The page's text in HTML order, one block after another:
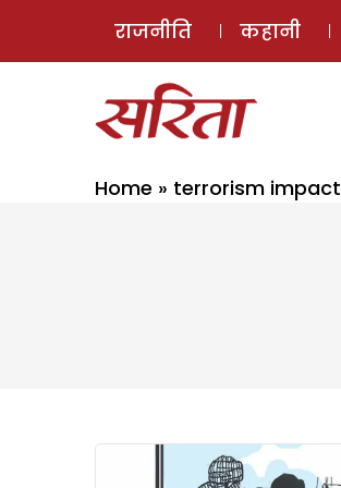
राजनीति कहानी
Home » terrorism impact